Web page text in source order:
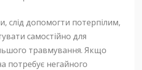
слід допомогти потерпілим,
самостійно для
травмування. Якщо
потребує негайного